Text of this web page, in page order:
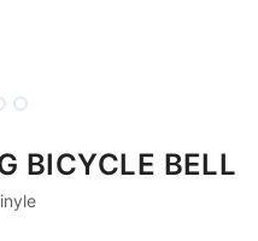
BICYCLE BELL